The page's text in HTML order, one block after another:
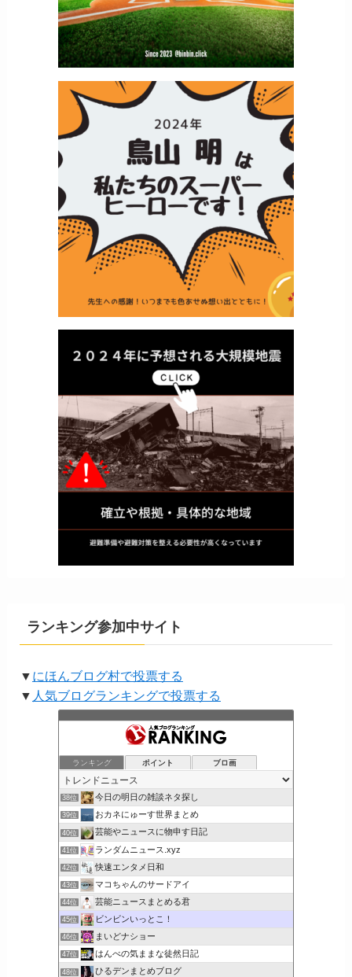
ランキング参加中サイト
▼ にほんブログ村で投票する
▼ 人気ブログランキングで投票する
ランキング ポイント ブロ画
38位 今日の明日の雑談ネタ探し
39位 おカネにゅーす世界まとめ
40位 芸能やニュースに物申す日記
41位 ランダムニュース.xyz
42位 快速エンタメ日和
43位 マコちゃんのサードアイ
44位 芸能ニュースまとめる君
45位 ビンビンいっとこ！
46位 まいどナショー
47位 はんべの気ままな徒然日記
48位 ひるデンまとめブログ